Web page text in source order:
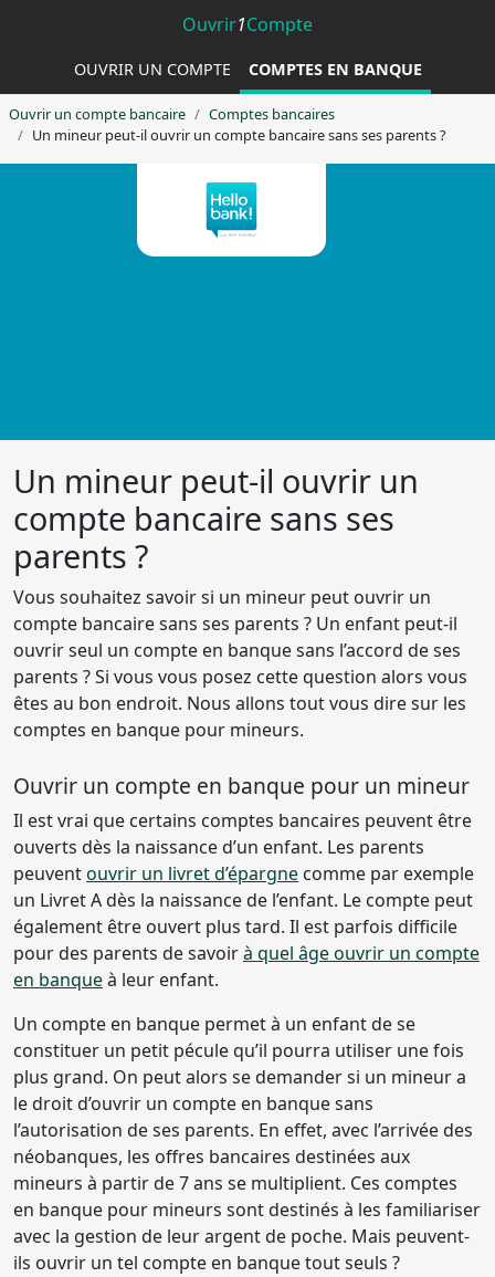
Ouvrir1Compte
OUVRIR UN COMPTE COMPTES EN BANQUE
Ouvrir un compte bancaire
Comptes bancaires
Un mineur peut-il ouvrir un compte bancaire sans ses parents ?
Un mineur peut-il ouvrir un
compte bancaire sans ses
parents ?
Vous souhaitez savoir si un mineur peut ouvrir un
compte bancaire sans ses parents ? Un enfant peut-il
ouvrir seul un compte en banque sans l’accord de ses
parents ? Si vous vous posez cette question alors vous
êtes au bon endroit. Nous allons tout vous dire sur les
comptes en banque pour mineurs.
Ouvrir un compte en banque pour un mineur
Il est vrai que certains comptes bancaires peuvent être
ouverts dès la naissance d’un enfant. Les parents
peuventouvrir un livret d’épargne comme par exemple
un Livret A dès la naissance de l’enfant. Le compte peut
également être ouvert plus tard. Il est parfois difficile
pour des parents de savoirà quel âge ouvrir un compte
en banqueà leur enfant.
Un compte en banque permet à un enfant de se
constituer un petit pécule qu’il pourra utiliser une fois
plus grand. On peut alors se demander si un mineur a
le droit d’ouvrir un compte en banque sans
l’autorisation de ses parents. En effet, avec l’arrivée des
néobanques, les offres bancaires destinées aux
mineurs à partir de 7 ans se multiplient. Ces comptes
en banque pour mineurs sont destinés à les familiariser
avec la gestion de leur argent de poche. Mais peuvent-
ils ouvrir un tel compte en banque tout seuls ?